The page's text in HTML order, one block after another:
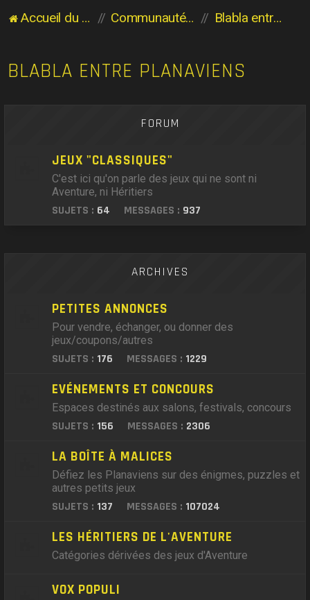
Accueil du forum Communauté des Planaviens Blabla entre Planaviens
BLABLA ENTRE PLANAVIENS
FORUM
JEUX "CLASSIQUES"
C'est ici qu'on parle des jeux qui ne sont ni
Aventure, ni Héritiers
SUJETS : 64 MESSAGES : 937
ARCHIVES
PETITES ANNONCES
Pour vendre, échanger, ou donner des
jeux/coupons/autres
SUJETS : 176 MESSAGES : 1229
EVÉNEMENTS ET CONCOURS
Espaces destinés aux salons, festivals, concours
SUJETS : 156 MESSAGES : 2306
LA BOÎTE À MALICES
Défiez les Planaviens sur des énigmes, puzzles et
autres petits jeux
SUJETS : 137 MESSAGES : 107024
LES HÉRITIERS DE L'AVENTURE
Catégories dérivées des jeux d'Aventure
VOX POPULI